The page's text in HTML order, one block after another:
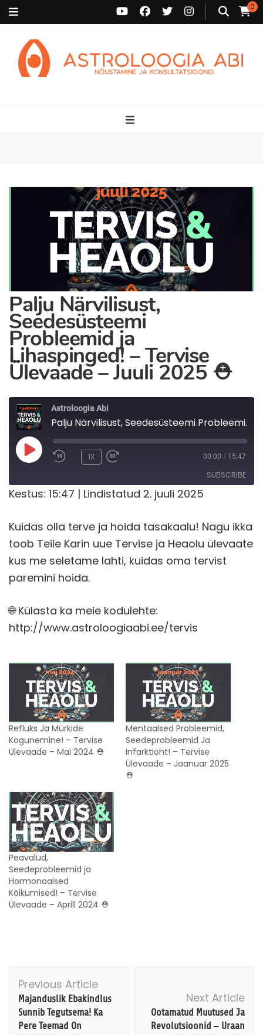
0
Palju Närvilisust,
Seedesüsteemi
Probleemid ja
Lihaspinged! – Tervise
Ülevaade – Juuli 2025 ⛑️
Astroloogia Abi
Palju Närvilisust, Seedesüsteemi Probleemid ja Lihaspinged! - Tervise Ülevaade - Juuli 2025 ⛑️
PLAY
1X 00:00 / 15:47
SUBSCRIBE
Kestus: 15:47 | Lindistatud 2. juuli 2025
Kuidas olla terve ja hoida tasakaalu! Nagu ikka
toob Teile Karin uue Tervise ja Heaolu ülevaate
kus me seletame lahti, kuidas oma tervist
paremini hoida.
🌐 Külasta ka meie kodulehte:
http://www.astroloogiaabi.ee/tervis
Refluks Ja Mürkide
Kogunemine! – Tervise
Ülevaade – Mai 2024 ⛑️
Mentaalsed Probleemid,
Seedeprobleemid Ja
Infarktioht! – Tervise
Ülevaade – Jaanuar 2025
⛑️
Peavalud,
Seedeprobleemid ja
Hormonaalsed
Kõikumised! – Tervise
Ülevaade – Aprill 2024 ⛑️
Post
Navigation
Previous Article
Majanduslik Ebakindlus
Sunnib Tegutsema! Ka
Pere Teemad On
Next Article
Ootamatud Muutused Ja
Revolutsioonid – Uraan